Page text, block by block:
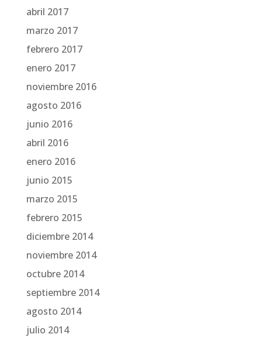
abril 2017
marzo 2017
febrero 2017
enero 2017
noviembre 2016
agosto 2016
junio 2016
abril 2016
enero 2016
junio 2015
marzo 2015
febrero 2015
diciembre 2014
noviembre 2014
octubre 2014
septiembre 2014
agosto 2014
julio 2014